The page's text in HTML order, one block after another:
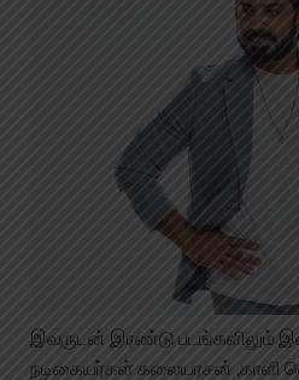
இவருடன் இரண்டு படங்களிலும்
நடிகையர்கள் கலையரசன் ,காளி